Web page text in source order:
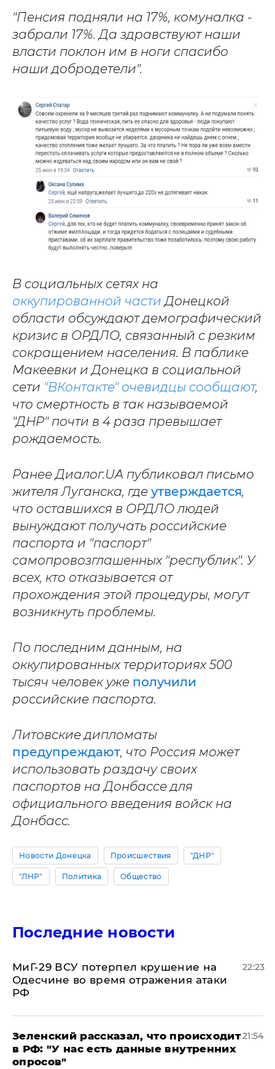
"Пенсия подняли на 17%, комуналка -
забрали 17%. Да здравствуют наши
власти поклон им в ноги спасибо
наши добродетели".
В социальных сетях на
оккупированной части Донецкой
области обсуждают демографический
кризис в ОРДЛО, связанный с резким
сокращением населения. В паблике
Макеевки и Донецка в социальной
сети "ВКонтакте" очевидцы сообщают,
что смертность в так называемой
"ДНР" почти в 4 раза превышает
рождаемость.
Ранее Диалог.UA публиковал письмо
жителя Луганска, где утверждается,
что оставшихся в ОРДЛО людей
вынуждают получать российские
паспорта и "паспорт"
самопровозглашенных "республик". У
всех, кто отказывается от
прохождения этой процедуры, могут
возникнуть проблемы.
По последним данным, на
оккупированных территориях 500
тысяч человек уже получили
российские паспорта.
Литовские дипломаты
предупреждают, что Россия может
использовать раздачу своих
паспортов на Донбассе для
официального введения войск на
Донбасс.
Новости Донецка Происшествия "ДНР"
"ЛНР" Политика Общество
Последние новости
МиГ-29 ВСУ потерпел крушение на
Одесчине во время отражения атаки
РФ
22:23
​Зеленский рассказал, что происходит
в РФ: "У нас есть данные внутренних
опросов"
21:54